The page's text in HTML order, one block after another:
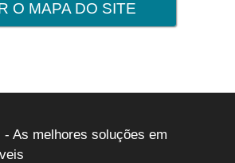
O MAPA DO SITE
- As melhores soluções em